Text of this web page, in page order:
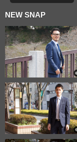
NEW SNAP